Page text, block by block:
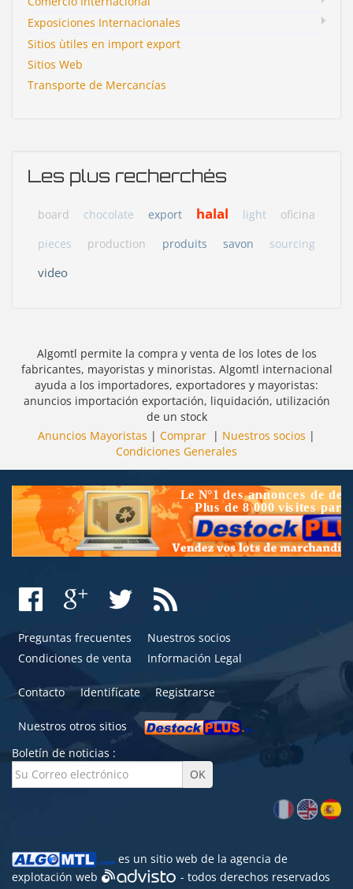
Exposiciones Internacionales
Sitios ùtiles en import export
Sitios Web
Transporte de Mercancías
Les plus recherchés
board chocolate export halal light
oficina
pieces
production produits savon sourcing
video
Algomtl permite la compra y venta de los lotes de los
fabricantes, mayoristas y minoristas. Algomtl internacional
ayuda a los importadores, exportadores y mayoristas:
anuncios importación exportación, liquidación, utilización
de un stock
Anuncios Mayoristas | Comprar | Nuestros socios |
Condiciones Generales
Preguntas frecuentes
Nuestros socios
Condiciones de venta
Información Legal
Contacto Identifícate Registrarse
Nuestros otros sitios
Boletín de noticias :
es un sitio web de la agencia de
explotación web
- todos derechos reservados